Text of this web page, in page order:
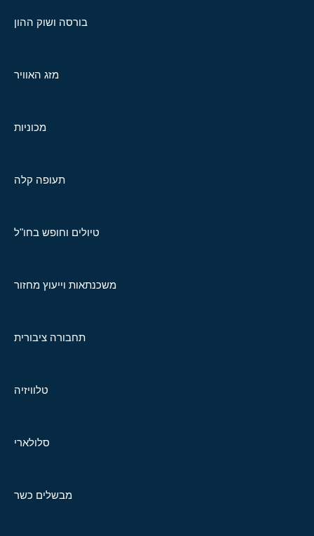
בורסה ושוק ההון
מזג האוויר
מכוניות
תעופה קלה
טיולים וחופש בחו"ל
משכנתאות וייעוץ מחזור
תחבורה ציבורית
טלוויזיה
סלולארי
מבשלים כשר